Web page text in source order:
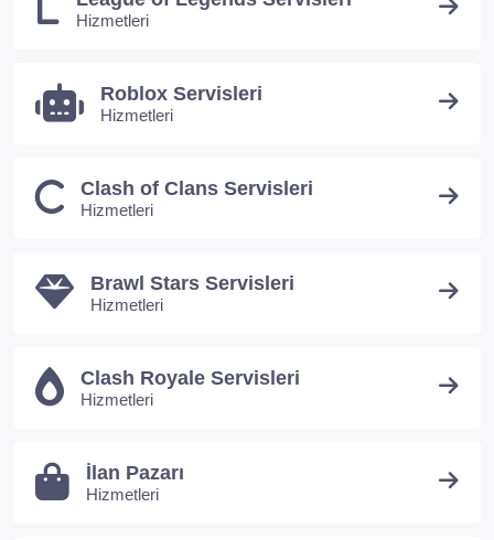
Hizmetleri
Roblox Servisleri
Hizmetleri
Clash of Clans Servisleri
Hizmetleri
Brawl Stars Servisleri
Hizmetleri
Clash Royale Servisleri
Hizmetleri
İlan Pazarı
Hizmetleri